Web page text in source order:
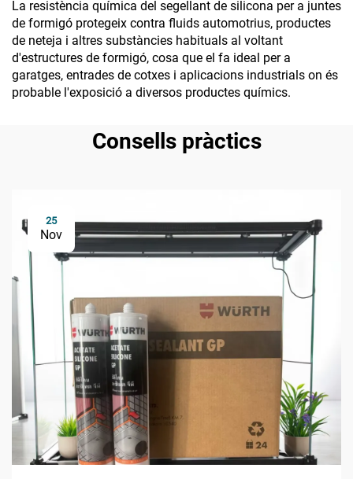
La resistència química del segellant de silicona per a juntes
de formigó protegeix contra fluids automotrius, productes
de neteja i altres substàncies habituals al voltant
d'estructures de formigó, cosa que el fa ideal per a
garatges, entrades de cotxes i aplicacions industrials on és
probable l'exposició a diversos productes químics.
Consells pràctics
25
Nov